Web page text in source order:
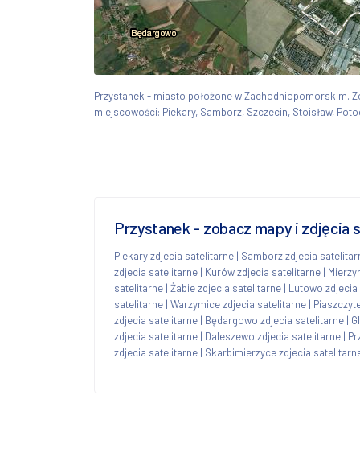
Przystanek - miasto położone w Zachodniopomorskim.
miejscowości: Piekary, Samborz, Szczecin, Stoisław,
Przystanek - zobacz mapy i
Piekary zdjecia satelitarne | Samborz zdjecia
zdjecia satelitarne | Kurów zdjecia satelitarne |
satelitarne | Żabie zdjecia satelitarne | Lutowo
satelitarne | Warzymice zdjecia satelitarne |
zdjecia satelitarne | Będargowo zdjecia satelitarne |
zdjecia satelitarne | Daleszewo zdjecia satelitarne |
zdjecia satelitarne | Skarbimierzyce zdjecia